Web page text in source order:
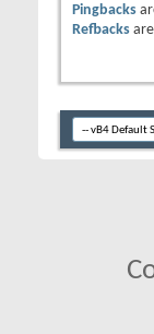
Pingbacks
Refbacks are